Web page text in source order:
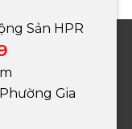
Sản HPR
Gia